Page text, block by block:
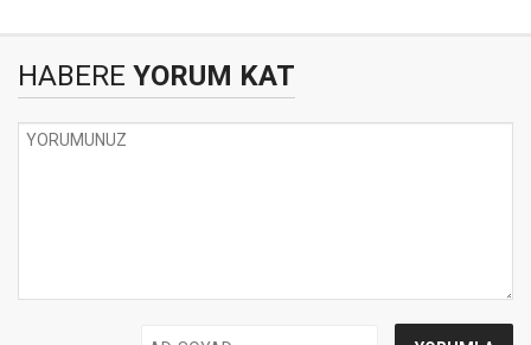
HABERE YORUM KAT